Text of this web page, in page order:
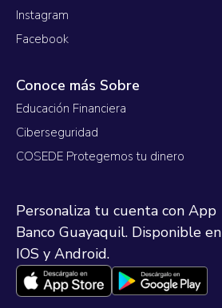
Instagram
Facebook
Conoce más Sobre
Educación Financiera
Ciberseguridad
COSEDE Protegemos tu dinero
Personaliza tu cuenta con App
Banco Guayaquil. Disponible en
IOS y Android.